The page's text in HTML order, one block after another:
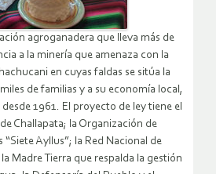
agroganadera que lleva más de
a la minería que amenaza con la
en cuyas faldas se sitúa la
de familias y a su economía local,
1961. El proyecto de ley tiene el
Challapata; la Organización de
Ayllus”; la Red Nacional de
Madre Tierra que respalda la gestión